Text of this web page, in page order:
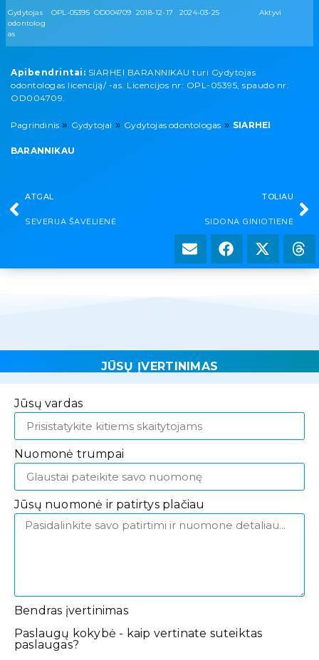
Gydytojas
odontolog
as
OPL-05395 OD004709 2018-12-17 2024-03-25 Aktyvi
Apibendrintai: SIARHEI BARANNIKAU turi Gydytojas
odontologas licenciją/ -as. Licencijos nr: OPL-05395, spaudo nr:
OD004709.
Pagrindinis » Gydytojai » Gydytojas odontologas » SIARHEI
BARANNIKAU
ATGAL
SEVERIJA ŠAVELIENĖ
TOLIAU
SIDONA GINIOTIENĖ
JŪSŲ ĮVERTINIMAS
Jūsų vardas
Nuomonė trumpai
Jūsų nuomonė ir patirtys plačiau
Bendras įvertinimas
Paslaugų kokybė - kaip vertinate suteiktas
paslaugas?